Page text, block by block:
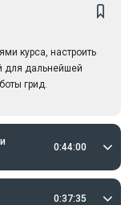
курса, настроить
для дальнейшей
грид.
0:44:00
0:37:35